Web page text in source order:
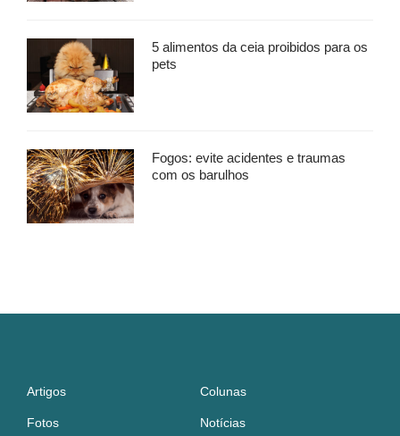
5 alimentos da ceia proibidos para os
pets
Fogos: evite acidentes e traumas
com os barulhos
Artigos Colunas
Fotos Notícias